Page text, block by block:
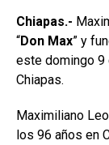
Chiapas.-
“Don Max” y
este domingo 9
Chiapas.
Maximiliano
los 96 años en